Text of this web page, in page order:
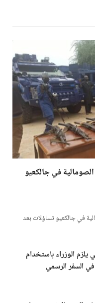
في جالكعيو
في جالكعيو تساؤلات بعد
يلزم الوزراء باستخدام
السفر الرسمي